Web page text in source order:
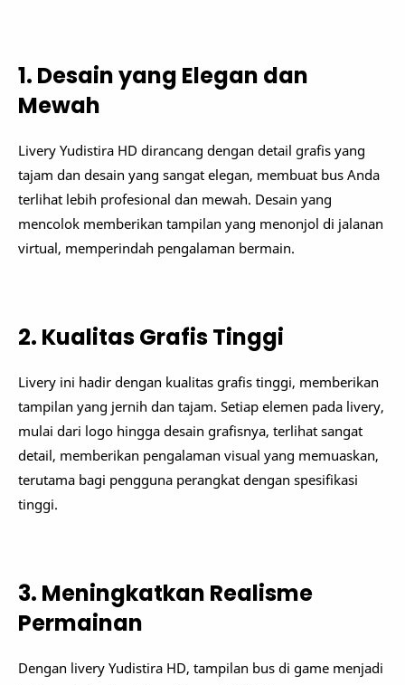
1. Desain yang Elegan dan
Mewah
Livery Yudistira HD dirancang dengan detail grafis yang
tajam dan desain yang sangat elegan, membuat bus Anda
terlihat lebih profesional dan mewah. Desain yang
mencolok memberikan tampilan yang menonjol di jalanan
virtual, memperindah pengalaman bermain.
2. Kualitas Grafis Tinggi
Livery ini hadir dengan kualitas grafis tinggi, memberikan
tampilan yang jernih dan tajam. Setiap elemen pada livery,
mulai dari logo hingga desain grafisnya, terlihat sangat
detail, memberikan pengalaman visual yang memuaskan,
terutama bagi pengguna perangkat dengan spesifikasi
tinggi.
3. Meningkatkan Realisme
Permainan
Dengan livery Yudistira HD, tampilan bus di game menjadi